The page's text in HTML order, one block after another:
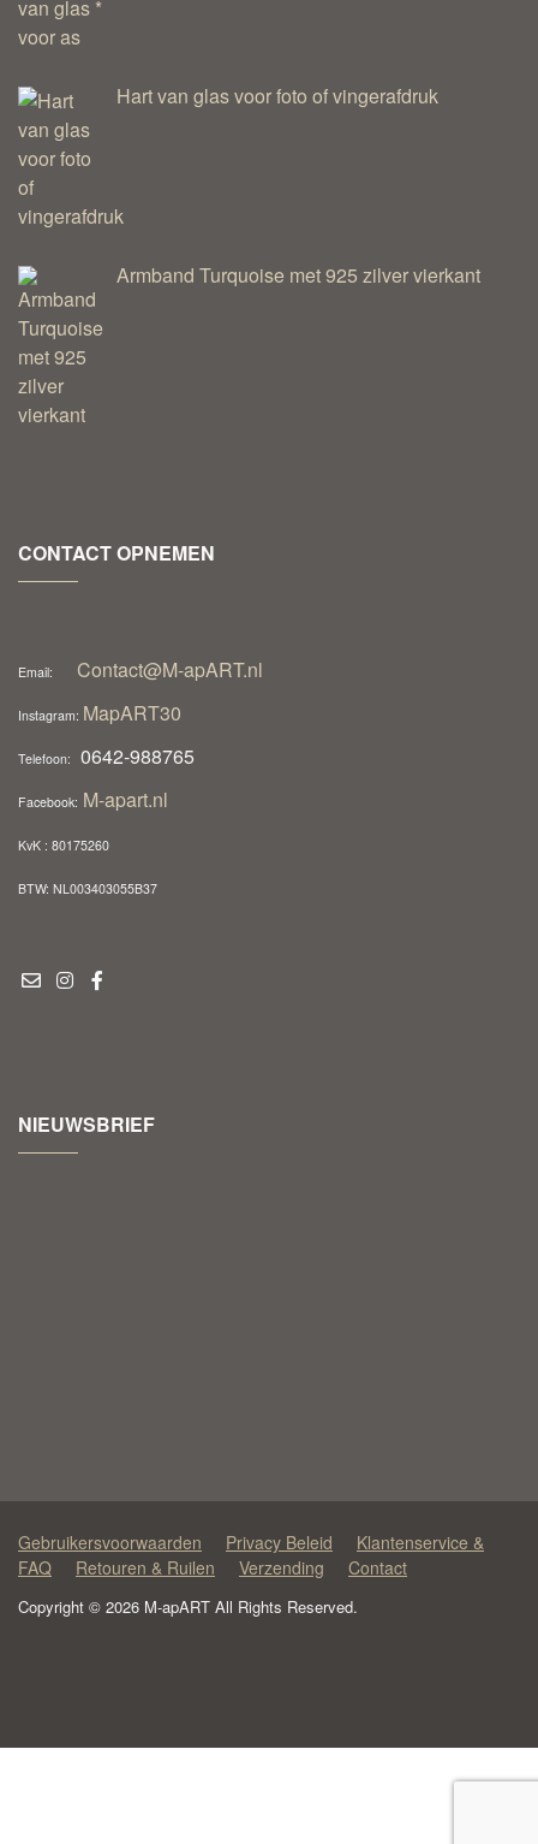
Hart van glas voor foto of vingerafdruk
Armband Turquoise met 925 zilver vierkant
CONTACT OPNEMEN
Email: Contact@M-apART.nl
Instagram: MapART30
Telefoon: 0642-988765
Facebook: M-apart.nl
KvK : 80175260
BTW: NL003403055B37
NIEUWSBRIEF
Gebruikersvoorwaarden Privacy Beleid
Klantenservice &
FAQ
Retouren & Ruilen Verzending Contact
Copyright © 2026 M-apART All Rights Reserved.